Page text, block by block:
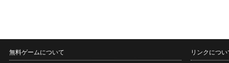
無料ゲームについて リンクについ